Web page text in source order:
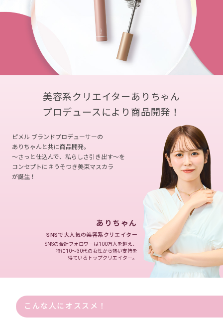
美容系クリエイターありちゃん
プロデュースにより商品開発！
ピメル ブランドプロデューサーの
ありちゃんと共に商品開発。
～さっと仕込んで、私らしさ引き出す～を
コンセプトに＃うそつき美束マスカラ
が誕生！
ありちゃん
SNSで大人気の美容系クリエイター
SNSの合計フォロワーは100万人を超え、
特に10～30代の女性から熱い支持を
得ているトップクリエイター。
こんな人にオススメ！